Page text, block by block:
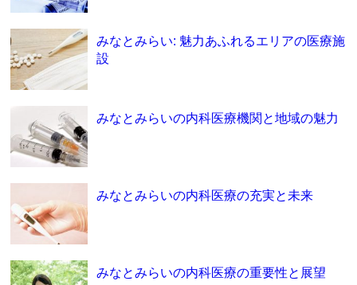
みなとみらい: 魅力あふれるエリアの医療施
設
みなとみらいの内科医療機関と地域の魅力
みなとみらいの内科医療の充実と未来
みなとみらいの内科医療の重要性と展望